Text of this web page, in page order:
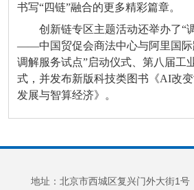
书写“四链”融合的更多精彩篇章。
创新链专区主题活动还举办了“
——中国贸促会商法中心与阿里国际
调解服务试点”启动仪式、第八届工
式，并发布新版科技类图书《AI改
发展与智算经济》。
地址：北京市西城区复兴门外大街1